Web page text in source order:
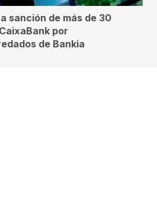
sanción de más de 30
por
de Bankia